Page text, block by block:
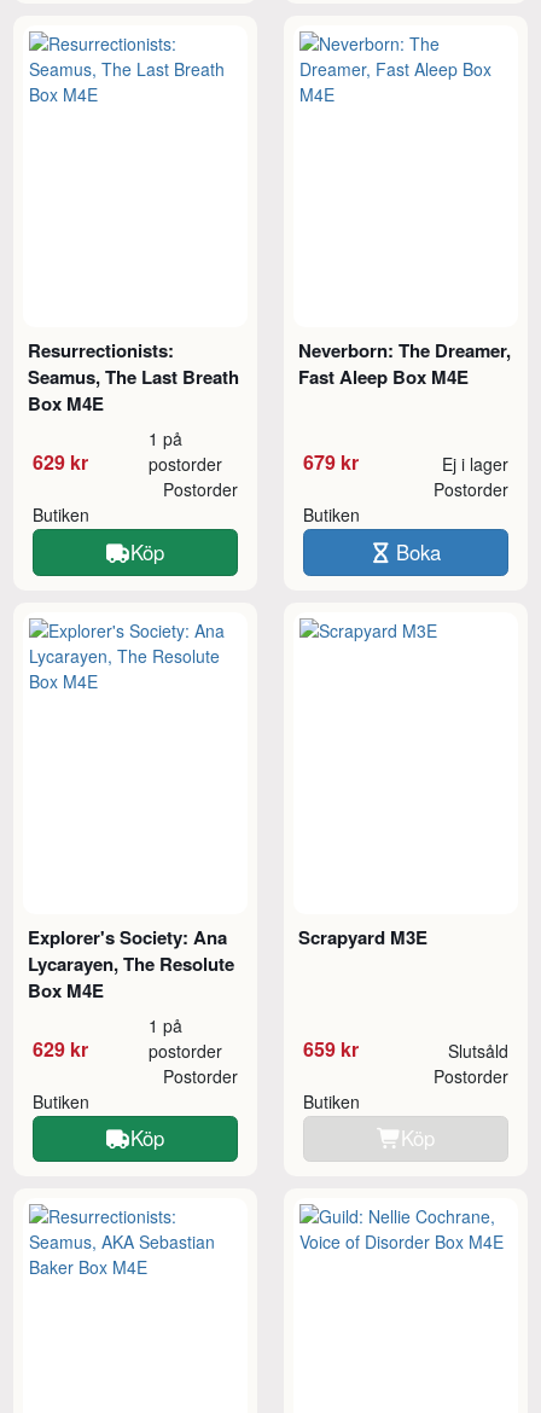
Resurrectionists:
Seamus, The Last Breath
Box M4E
629 kr
1 på
postorder
Butiken
Postorder
Köp
Neverborn: The Dreamer,
Fast Aleep Box M4E
679 kr Ej i lager
Butiken
Postorder
Boka
Explorer's Society: Ana
Lycarayen, The Resolute
Box M4E
629 kr
1 på
postorder
Butiken
Postorder
Köp
Scrapyard M3E
659 kr Slutsåld
Butiken
Postorder
Köp